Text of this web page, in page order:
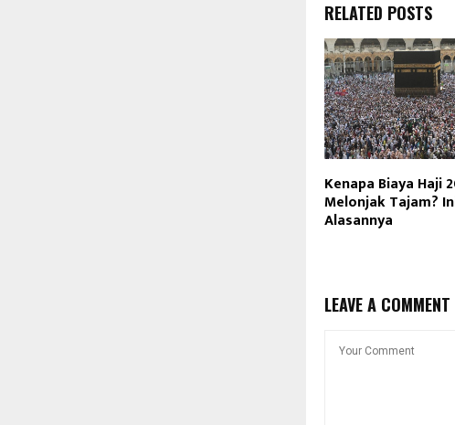
RELATED POSTS
Kenapa Biaya Haji
Melonjak Tajam?
Alasannya
LEAVE A COMMENT